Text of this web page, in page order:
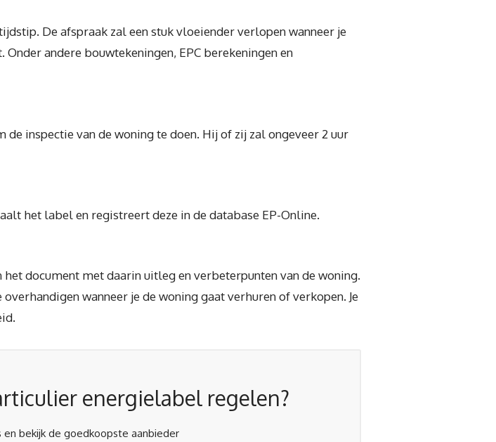
De afspraak zal een stuk vloeiender verlopen wanneer je
andere bouwtekeningen, EPC berekeningen en
inspectie van de woning te doen. Hij of zij zal ongeveer 2 uur
het label en registreert deze in de database EP-Online.
het document met daarin uitleg en verbeterpunten van de woning.
wanneer je de woning gaat verhuren of verkopen. Je
energielabel regelen?
en bekijk de goedkoopste aanbieder